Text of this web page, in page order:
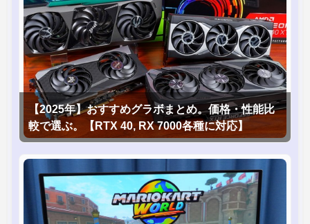
【2025年】おすすめグラボまとめ。価格・性能比
較で選ぶ。【RTX 40, RX 7000各種に対応】